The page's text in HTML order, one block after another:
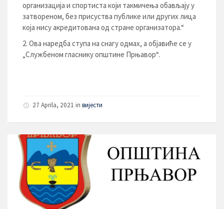
организација и спортиста који такмичења обављају у
затвореном, без присуства публике или других лица
која нису акредитована од стране организатора.“
Ова наредба ступа на снагу одмах, а објавиће се у
„Службеном гласнику општине Прњавор“.
27 Aprila, 2021 in вијести